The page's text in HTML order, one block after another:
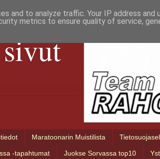
Maratoonarin Muistilista
-tapahtumat Juokse Sorvassa top10
and to analyze traffic. Your IP address and
metrics to ensure quality of service,